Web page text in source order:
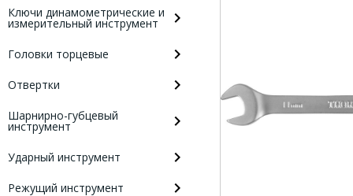
Ключи динамометрические и
измерительный инструмент
Головки торцевые
Отвертки
Шарнирно-губцевый
инструмент
Ударный инструмент
Режущий инструмент